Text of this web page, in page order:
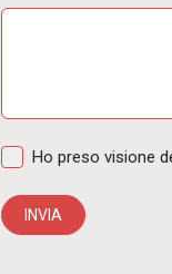
Ho preso visione
INVIA